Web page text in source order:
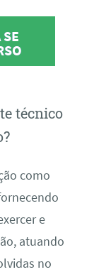
técnico
como
e
atuando
no